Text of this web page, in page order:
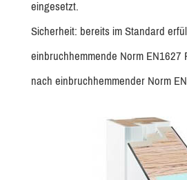
eingesetzt.
Sicherheit: bereits im Standard
einbruchhemmende Norm
nach einbruchhemmender Norm